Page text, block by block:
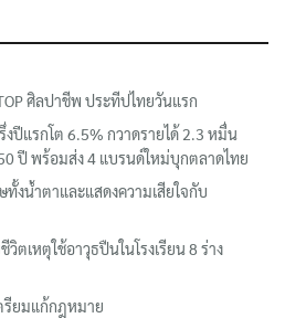
ศิลปาชีพ ประทีปไทยวันแรก
ปีแรกโต 6.5% กวาดรายได้ 2.3 หมื่น
ปี พร้อมส่ง 4 แบรนด์ใหม่บุกตลาดไทย
ทั้งน้ำตาและแสดงความเสียใจกับ
ตเหตุใช้อาวุธปืนในโรงเรียน 8 ร่าง
รียมแก้กฎหมาย